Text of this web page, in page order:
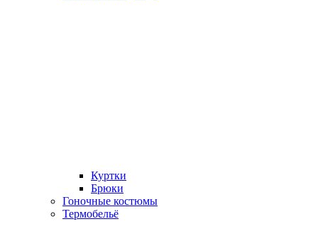
Куртки
Брюки
Гоночные костюмы
Термобельё